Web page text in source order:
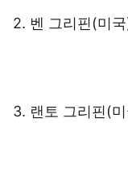
2. 벤 그리핀(미
3. 랜토 그리핀(